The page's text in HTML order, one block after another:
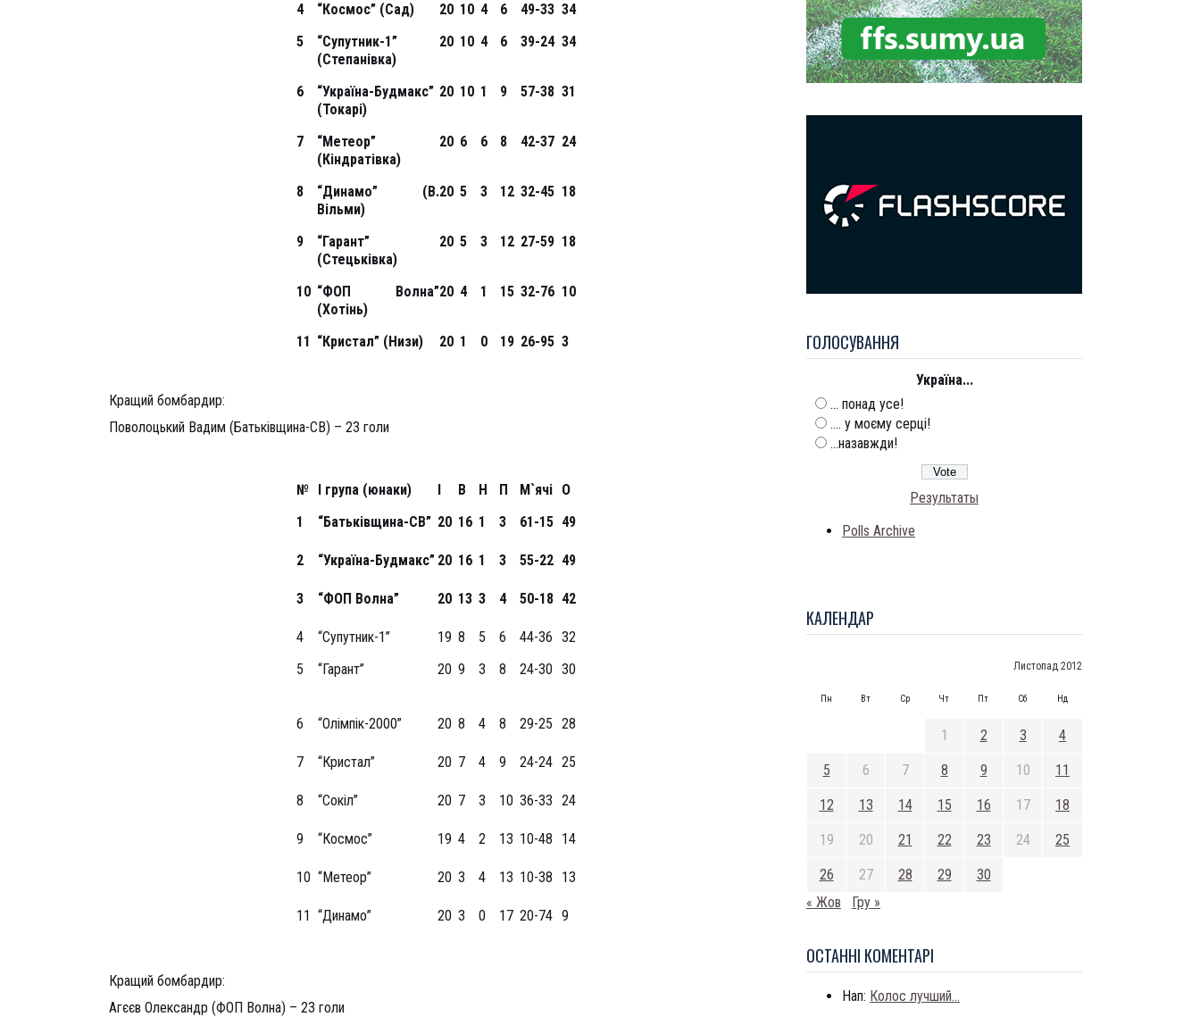
ГОЛОСУВАННЯ
Україна...
... понад усе!
.... у моєму серці!
...назавжди!
Результаты
Polls Archive
КАЛЕНДАР
Листопад 2012
Пн Вт Ср Чт Пт Сб Нд
1 2 3 4
5 6 7 8 9 10 11
12 13 14 15 16 17 18
19 20 21 22 23 24 25
26 27 28 29
30
« Жов
Гру »
ОСТАННI КОМЕНТАРI
Нап: Колос лучший...
4
“Космос” (Сад) 20 10 4 6 49-33 34
5
“Супутник-1”
(Степанівка)
20 10 4 6 39-24 34
6
“Україна-Будмакс”
(Токарі)
20 10 1 9 57-38 31
7
“Метеор”
(Кіндратівка)
20 6 6 8 42-37 24
8
“Динамо” (В.
Вільми)
20 5 3 12 32-45 18
9
“Гарант”
(Стецьківка)
20 5 3 12 27-59 18
10 “ФОП Волна”
(Хотінь)
20 4 1 15 32-76 10
11 “Кристал” (Низи) 20 1 0 19 26-95 3
Кращий бомбардир:
Поволоцький Вадим (Батьківщина-СВ) – 23 голи
№ І група (юнаки) І В Н П М`ячі О
1
“Батьківщина-СВ” 20 16 1 3 61-15 49
2 “Україна-Будмакс” 20 16 1 3 55-22 49
3 “ФОП Волна” 20 13 3 4 50-18 42
4 “Супутник-1” 19 8 5 6 44-36 32
5
“Гарант” 20 9 3 8 24-30 30
6 “Олімпік-2000” 20 8 4 8 29-25 28
7 “Кристал” 20 7 4 9 24-24 25
8 “Сокіл” 20 7 3 10 36-33 24
9 “Космос” 19 4 2 13 10-48 14
10 “Метеор” 20 3 4 13 10-38 13
11 “Динамо” 20 3 0 17 20-74 9
Кращий бомбардир:
Агєєв Олександр (ФОП Волна) – 23 голи